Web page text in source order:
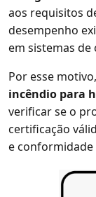
aos requisitos
desempenho
em sistemas de
Por esse
incêndio para
verificar se o
certificação
e conformidade